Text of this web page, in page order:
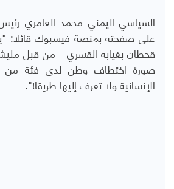
السياسي اليمني محمد العامري
على صفحته بمنصة فيسبوك قائلا:
قحطان بغيابه القسري - من قبل
صورة اختطاف وطن لدى فئة من
الإنسانية ولا تعرف إليها طريقا!".